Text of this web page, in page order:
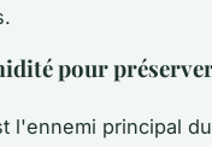
pour
l'ennemi principal